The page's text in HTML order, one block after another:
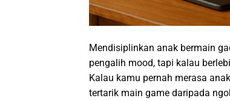
Mendisiplinkan anak bermain
pengalih mood, tapi kalau
Kalau kamu pernah merasa
tertarik main game daripada